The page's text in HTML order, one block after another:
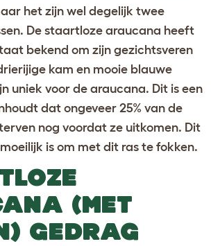
het zijn wel degelijk twee
De staartloze araucana heeft
bekend om zijn gezichtsveren
kam en mooie blauwe
uniek voor de araucana. Dit is een
dat ongeveer 25% van de
nog voordat ze uitkomen. Dit
is om met dit ras te fokken.
(MET
GEDRAG